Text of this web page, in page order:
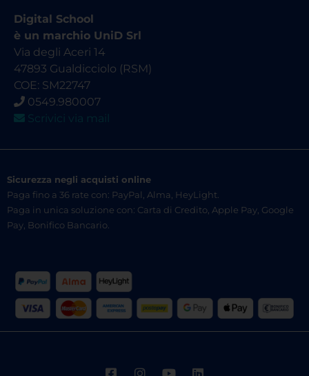
Digital School
è un marchio UniD Srl
Via degli Aceri 14
47893 Gualdicciolo (RSM)
COE: SM22747
0549.980007
Scrivici via mail
Sicurezza negli acquisti online
Paga fino a 36 rate con: PayPal, Alma, HeyLight.
Paga in unica soluzione con: Carta di Credito, Apple Pay, Google
Pay, Bonifico Bancario.